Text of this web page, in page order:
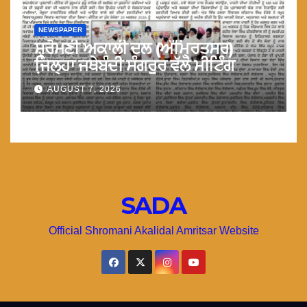
NEWSPAPER
ਸ਼੍ਰੋਮਣੀ ਅਕਾਲੀ ਦਲ (ਅੰਮ੍ਰਿਤਸਰ)
ਜਿ਼ਲ੍ਹਾ ਜਥੇਬੰਦੀ ਸੰਗਰੂਰ ਵੱਲੋ ਮੀਟਿੰਗ
AUGUST 7, 2026
SADA
Official Shromani Akalidal Amritsar Website